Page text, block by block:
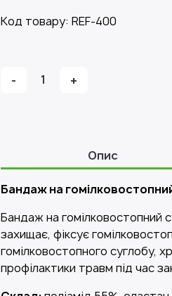
Код товару: REF-400
- 1 +
Опис
Бандаж на
Бандаж на гомілковостопний
захищає, фіксує
гомілковостопного суглобу,
профілактики травм під час